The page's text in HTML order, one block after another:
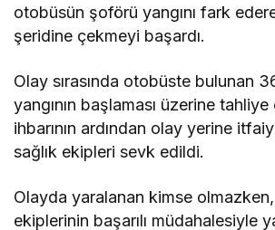
otobüsün şoförü yangını fark
şeridine çekmeyi başardı.
Olay sırasında otobüste bulunan
yangının başlaması üzerine tahliye
ihbarının ardından olay yerine
sağlık ekipleri sevk edildi.
Olayda yaralanan kimse
ekiplerinin başarılı müdahalesiyle